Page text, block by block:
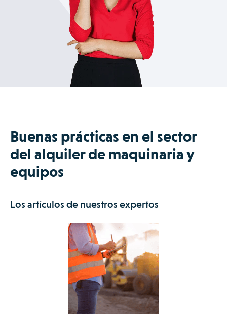
Buenas prácticas en el sector
del alquiler de maquinaria y
equipos
Los artículos de nuestros expertos